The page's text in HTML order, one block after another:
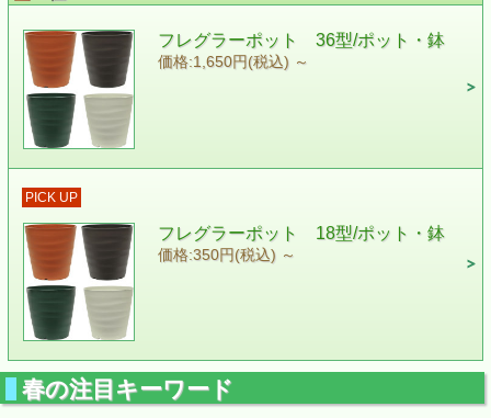
フレグラーポット 36型/ポット・鉢
価格:1,650円(税込) ～
PICK UP
フレグラーポット 18型/ポット・鉢
価格:350円(税込) ～
春の注目キーワード